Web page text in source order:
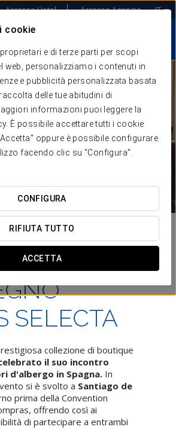
cookie
e di terze parti per scopi
web, personalizziamo i contenuti in
e pubblicità personalizzata basata
delle tue abitudini di
informazioni puoi leggere la
È possibile accettare tutti i cookie
oppure è possibile configurare
facendo clic su "Configura".
CONFIGURA
RIFIUTA TUTTO
ACCETTA
Accesso Hotel Accesso Agenzie IT
SELECTA
collezione di boutique
il suo incontro
d'albergo in Spagna. In
si è svolto a Santiago de
prima della Convention
offrendo così ai
di partecipare a entrambi